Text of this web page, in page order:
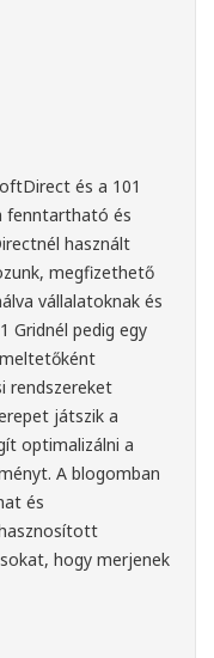
és a 101
fenntartható és
használt
megfizethető
vállalatoknak és
Gridnél pedig egy
játszik a
optimalizálni a
A blogomban
és
hogy merjenek